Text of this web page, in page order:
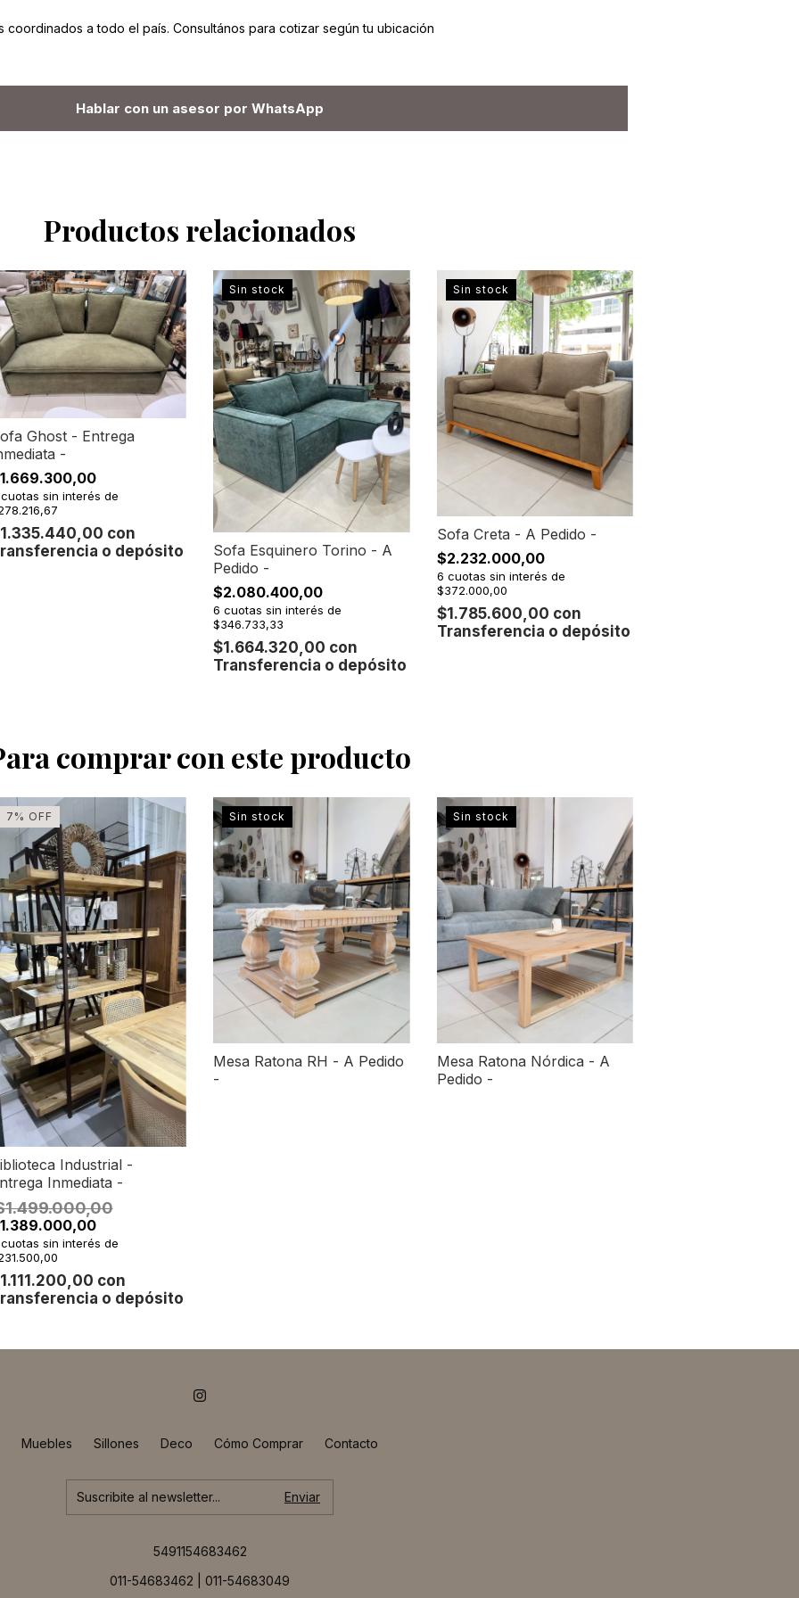
coordinados a todo el país. Consultános para cotizar según tu ubicación
Hablar con un asesor por WhatsApp
Productos relacionados
Ghost - Entrega
-
con
o depósito
cuotas sin interés de
Sin stock
Sofa Esquinero Torino - A
Pedido -
$2.080.400,00
$1.664.320,00 con
Transferencia o depósito
6 cuotas sin interés de
$346.733,33
Sin stock
Sofa Creta - A Pedido -
$2.232.000,00
$1.785.600,00 con
Transferencia o depósito
6 cuotas sin interés de
$372.000,00
comprar con este producto
7 % OFF
Industrial -
Inmediata -
con
o depósito
cuotas sin interés de
Sin stock
Mesa Ratona RH - A Pedido
-
Sin stock
Mesa Ratona Nórdica - A
Pedido -
Muebles Sillones Deco Cómo Comprar Contacto
5491154683462
011-54683462 | 011-54683049